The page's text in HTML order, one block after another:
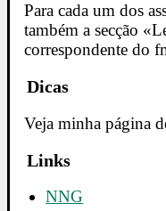
Para cada um dos
também a secção
correspondente do
Dicas
Veja minha página
Links
NNG